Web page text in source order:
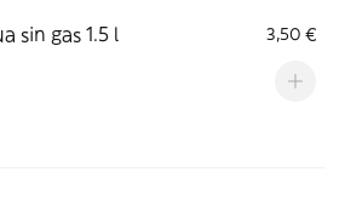
sin gas 1.5 l 3,50 €